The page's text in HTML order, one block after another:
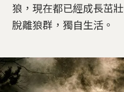
狼，現在都已經成長茁
脫離狼群，獨自生活。